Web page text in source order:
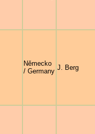
Německo
/ Germany J. Berg